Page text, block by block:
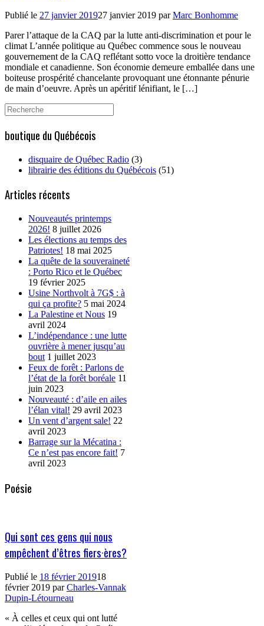
Publié le 27 janvier 201927 janvier 2019 parMarc Bonhomme
Parer l’attaque de la CAQ par la lutte anti-discrimination et pour le
climat L’année politique au Québec commence sous le nouveau
gouvernement de la CAQ reflétant sotto voce la droitière tendance
mondiale et canadienne. Son économie demeure emballée dans une
boiteuse prospérité chancelante provoquant une étonnante pénurie
de main d’oeuvre. Après un apéritif lénifiant, le […]
Search
for:
boutique du Québécois
disquaire de Québec Radio (3)
librairie des éditions du Québécois (51)
Articles récents
Nouveautés printemps
2026! 8 juillet 2026
Les élections au temps des
Patriotes! 18 mai 2025
La quête de la souveraineté
: Porto Rico et le Québec
19 février 2025
Usine Northvolt à 7G$ : à
qui ça profite? 5 mai 2024
La Palestine et Nous 19
avril 2024
L’indépendance : une lutte
ouvrière à mener jusqu’au
bout 1 juillet 2023
Feux de forêt : Parlons de
l’état de la forêt boréale 11
juin 2023
Nouveauté : d’aile en ailes
l’élan vital! 29 avril 2023
Un vent d’argent sale! 22
avril 2023
Barrage sur la Mécatina :
Ce n’est pas encore fait! 7
avril 2023
Poésie
Qui sont ces gens qui nous
empêchent d’êtres fiers·ères?
Publié le 18 février 201918
février 2019 parCharles-Vannak
Dupin-Létourneau
« À celles et ceux qui ont lutté